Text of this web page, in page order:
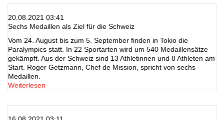
20.08.2021 03:41
Sechs Medaillen als Ziel für die Schweiz
Vom 24. August bis zum 5. September finden in Tokio die
Paralympics statt. In 22 Sportarten wird um 540 Medaillensätze
gekämpft. Aus der Schweiz sind 13 Athletinnen und 8 Athleten am
Start. Roger Getzmann, Chef de Mission, spricht von sechs
Medaillen.
Weiterlesen